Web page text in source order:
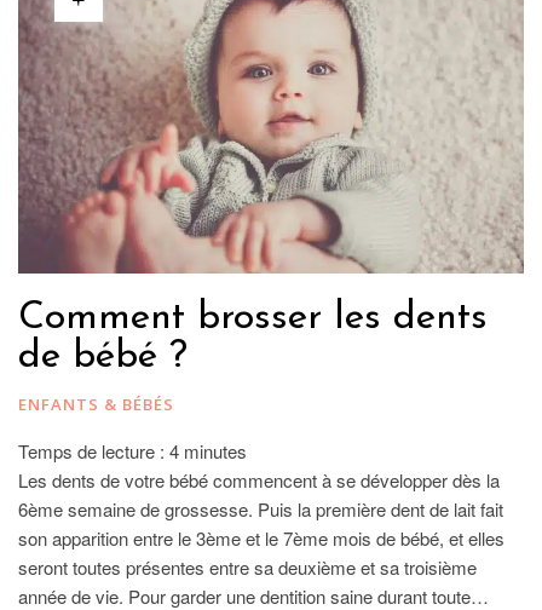
Comment brosser les dents
de bébé ?
ENFANTS & BÉBÉS
Temps de lecture : 4 minutes
Les dents de votre bébé commencent à se développer dès la
6ème semaine de grossesse. Puis la première dent de lait fait
son apparition entre le 3ème et le 7ème mois de bébé, et elles
seront toutes présentes entre sa deuxième et sa troisième
année de vie. Pour garder une dentition saine durant toute…